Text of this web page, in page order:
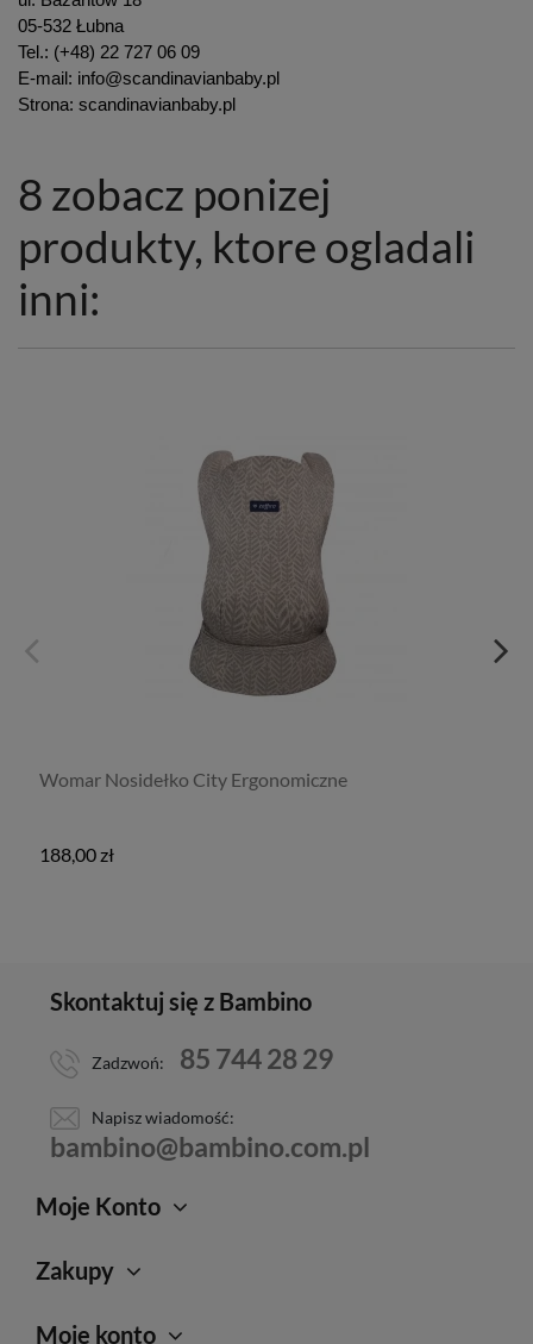
05-532 Łubna
Tel.: (+48) 22 727 06 09
E-mail: info@scandinavianbaby.pl
Strona: scandinavianbaby.pl
8 zobacz ponizej
produkty, ktore ogladali
inni:
Womar Nosidełko City Ergonomiczne
188,00 zł
Skontaktuj się z Bambino
Zadzwoń: 85 744 28 29
Napisz wiadomość:
bambino@bambino.com.pl
Moje Konto
Zakupy
Moje konto